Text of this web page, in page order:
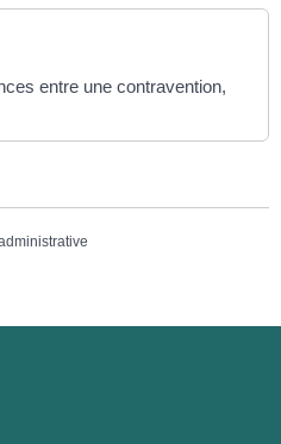
entre une contravention,